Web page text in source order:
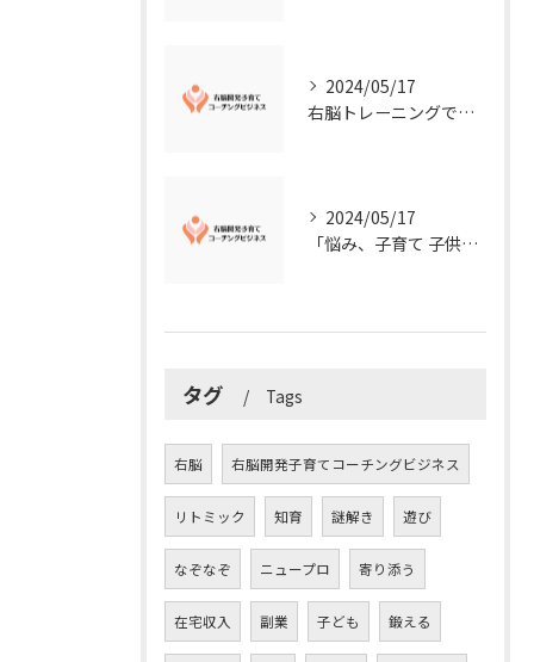
2024/05/17
右脳トレーニングで視覚的センスを磨こう！
2024/05/17
「悩み、子育て 子供の発達」を解決する右脳開発子育てコーチングビジネス業界の魅力とは？
タグ Tags
右脳 右脳開発子育てコーチングビジネス
リトミック 知育 謎解き 遊び
なぞなぞ ニュープロ 寄り添う
在宅収入 副業 子ども 鍛える